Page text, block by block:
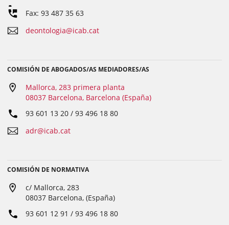
Fax: 93 487 35 63
deontologia@icab.cat
COMISIÓN DE ABOGADOS/AS MEDIADORES/AS
Mallorca, 283 primera planta
08037 Barcelona, Barcelona (España)
93 601 13 20 / 93 496 18 80
adr@icab.cat
COMISIÓN DE NORMATIVA
c/ Mallorca, 283
08037 Barcelona, (España)
93 601 12 91 / 93 496 18 80